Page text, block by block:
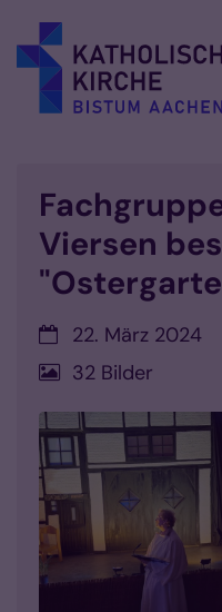
Viersen
Datum:22. März 2024
32 Bilder